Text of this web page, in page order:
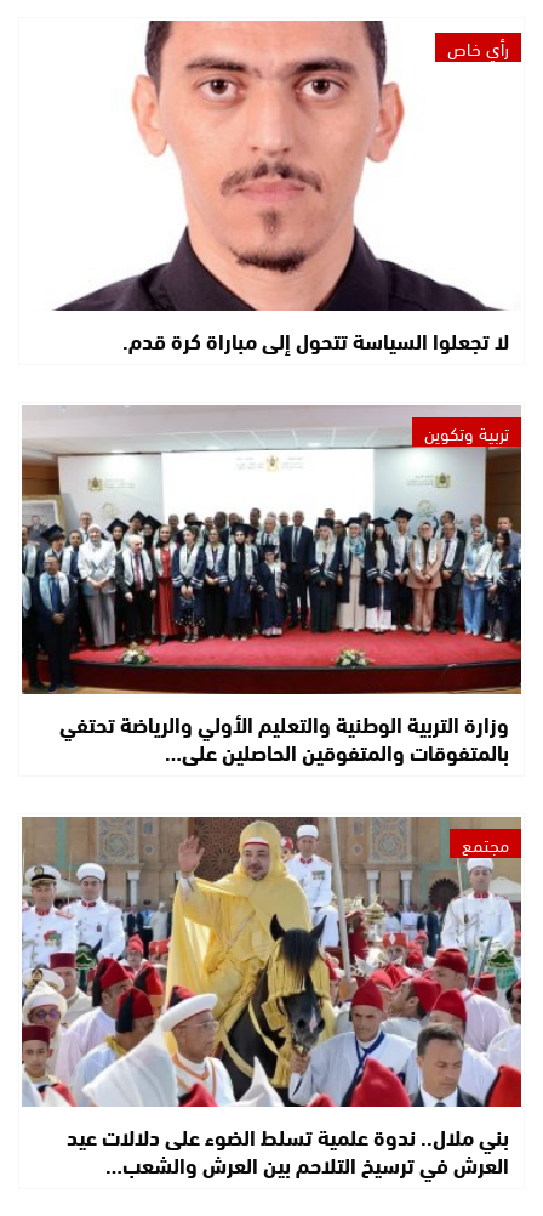
رأي خاص
لا تجعلوا السياسة تتحول إلى مباراة كرة قدم.
تربية وتكوين
وزارة التربية الوطنية والتعليم الأولي والرياضة تحتفي
بالمتفوقات والمتفوقين الحاصلين على…
مجتمع
بني ملال.. ندوة علمية تسلط الضوء على دلالات عيد
العرش في ترسيخ التلاحم بين العرش والشعب…